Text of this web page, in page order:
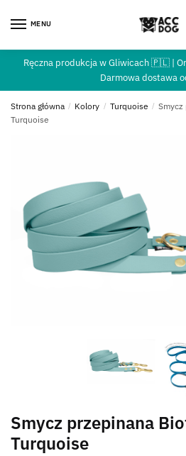
MENU
Ręczna produkcja w Gliwicach 🇵🇱 |
Darmowa dostawa
Strona główna / Kolory / Turquoise / Smycz
Turquoise
Smycz przepinana
Turquoise